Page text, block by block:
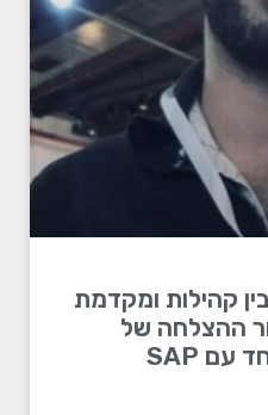
קהילות ומקדמת
ההצלחה של
החברה למתנ"סים יחד עם SAP